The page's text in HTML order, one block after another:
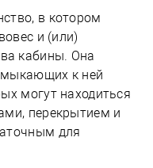
в котором
и (или)
кабины. Она
к ней
могут находиться
перекрытием и
для